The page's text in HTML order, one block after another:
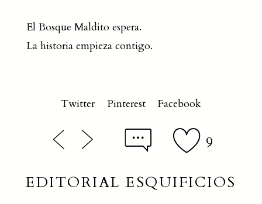
El Bosque Maldito espera.
La historia empieza contigo.
Twitter Pinterest Facebook
9
EDITORIAL ESQUIFICIOS